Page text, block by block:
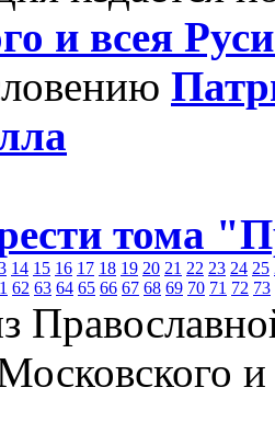
и всея
тома
14 15 16 17 18 19 20 21 22 23 24 25
62 63 64 65 66 67 68 69 70 71 72 73